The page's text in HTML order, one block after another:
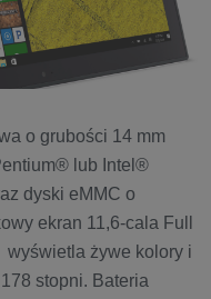
o grubości 14 mm
lub Intel®
dyski eMMC o
ekran 11,6-cala Full
wyświetla żywe kolory i
stopni. Bateria